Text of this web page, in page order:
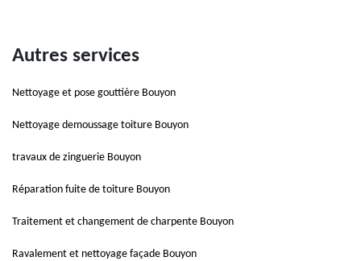
Autres services
Nettoyage et pose gouttière Bouyon
Nettoyage demoussage toiture Bouyon
travaux de zinguerie Bouyon
Réparation fuite de toiture Bouyon
Traitement et changement de charpente Bouyon
Ravalement et nettoyage façade Bouyon